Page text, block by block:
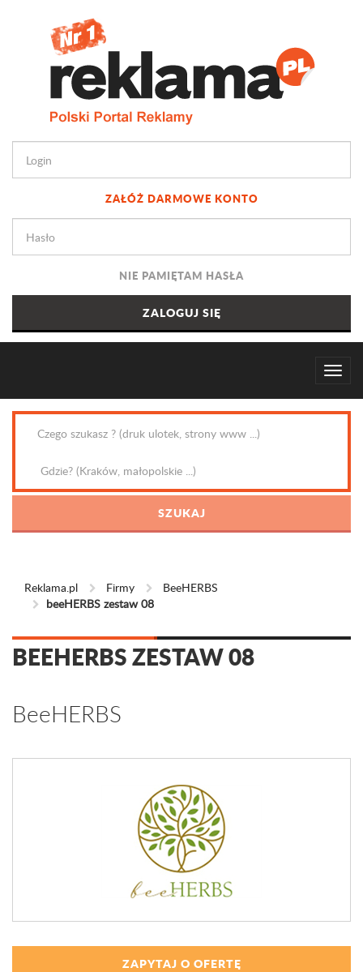
ZAŁÓŻ DARMOWE KONTO
NIE PAMIĘTAM HASŁA
Reklama.pl Firmy
BeeHERBS
beeHERBS zestaw 08
BEEHERBS ZESTAW 08
BeeHERBS
ZAPYTAJ O OFERTĘ